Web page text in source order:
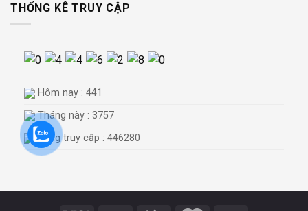
THỐNG KÊ TRUY CẬP
Hôm nay : 441
Tháng này : 3757
Tổng truy cập : 446280